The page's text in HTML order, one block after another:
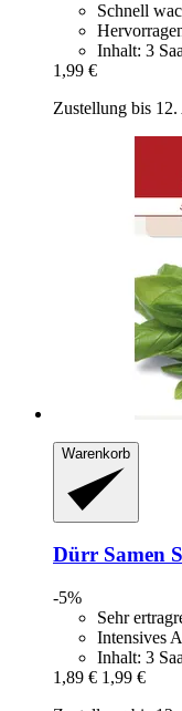
Schnell
Inhalt: 3
1,99 €
Zustellung bis 12.
Warenkorb
Dürr Samen
-5%
Sehr
Intensives
Inhalt: 3
1,89 € 1,99 €